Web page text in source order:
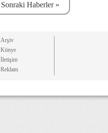
Sonraki Haberler »
Arşiv
Künye
İletişim
Reklam